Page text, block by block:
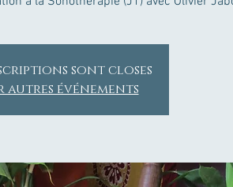
sont closes
autres événements